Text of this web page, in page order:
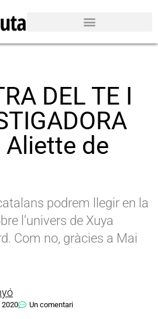
DEL TE I
de
podrem llegir en la
l’univers de Xuya
Com no, gràcies a Mai
2020 Un comentari